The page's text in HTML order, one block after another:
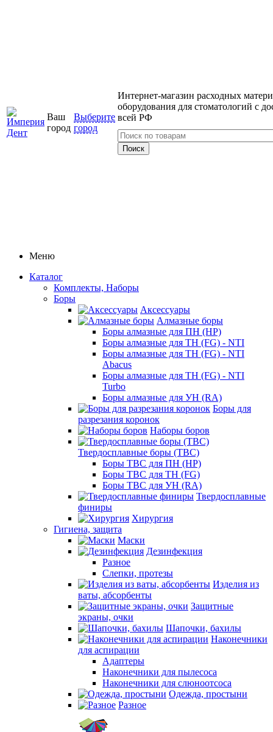
Ваш
город
Выберите
город
Интернет-магазин расходных
оборудования для стоматологий с
всей РФ
Меню
Каталог
Комплекты, Наборы
Боры
Аксессуары
Алмазные боры
Боры алмазные для ПН (HP)
Боры алмазные для ТН (FG) - NTI
Боры алмазные для ТН (FG) - NTI
Abacus
Боры алмазные для ТН (FG) - NTI
Turbo
Боры алмазные для УН (RA)
Боры для
разрезания коронок
Наборы боров
Твердосплавные боры (ТВС)
Боры ТВС для ПН (HP)
Боры ТВС для ТН (FG)
Боры ТВС для УН (RA)
Твердосплавные
финиры
Хирургия
Гигиена, защита
Маски
Дезинфекция
Разное
Слепки, протезы
Изделия из
ваты, абсорбенты
Защитные
экраны, очки
Шапочки, бахилы
Наконечники
для аспирации
Адаптеры
Наконечники для пылесоса
Наконечники для слюноотсоса
Одежда, простыни
Разное